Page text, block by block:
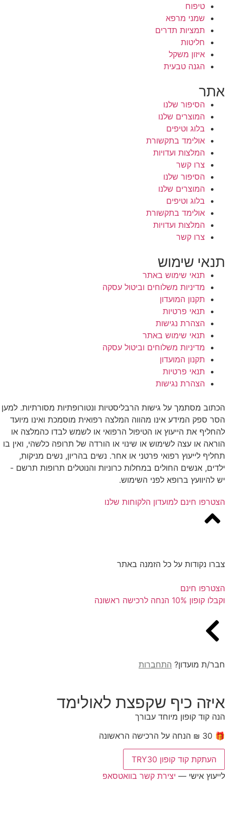
טיפוח
שמני מרפא
תמציות תדרים
חליטות
איזון משקל
הגנה טבעית
אתר
הסיפור שלנו
המוצרים שלנו
בלוג וטיפים
אולימד בתקשורת
המלצות ועדויות
צרו קשר
הסיפור שלנו
המוצרים שלנו
בלוג וטיפים
אולימד בתקשורת
המלצות ועדויות
צרו קשר
תנאי שימוש
תנאי שימוש באתר
מדיניות משלוחים וביטול עסקה
תקנון המועדון
תנאי פרטיות
הצהרת נגישות
תנאי שימוש באתר
מדיניות משלוחים וביטול עסקה
תקנון המועדון
תנאי פרטיות
הצהרת נגישות
הכתוב מסתמך על גישות הרבליסטיות ונטורופתיות מסורתיות. למען
הסר ספק המידע אינו מהווה המלצה רפואית מוסמכת ואינו מיועד
להחליף את הייעוץ או הטיפול הרפואי או לשמש לבדו כהמלצה או
הוראה או עצה לשימוש או שינוי או הורדה של תרופה כלשהי, ואין בו
תחליף לייעוץ רפואי פרטני או אחר. נשים בהריון, נשים מניקות,
ילדים, אנשים החולים במחלות כרוניות והנוטלים תרופות תרשם -
יש להיוועץ ברופא לפני השימוש.
הצטרפו חינם למועדון הלקוחות שלנו
צברו נקודות על כל הזמנה באתר
הצטרפו חינם
וקבלו קופון 10% הנחה לרכישה ראשונה
חבר/ת מועדון? התחברות
איזה כיף שקפצת לאולימד
הנה קוד קופון מיוחד עבורך
🎁 30 ₪ הנחה על הרכישה הראשונה
העתקת קוד קופון TRY30
לייעוץ אישי — יצירת קשר בוואטסאפ